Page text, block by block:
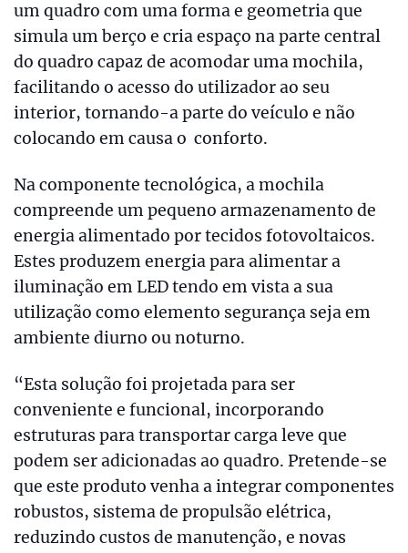
um quadro com uma forma e geometria que
simula um berço e cria espaço na parte central
do quadro capaz de acomodar uma mochila,
facilitando o acesso do utilizador ao seu
interior, tornando-a parte do veículo e não
colocando em causa o conforto.
Na componente tecnológica, a mochila
compreende um pequeno armazenamento de
energia alimentado por tecidos fotovoltaicos.
Estes produzem energia para alimentar a
iluminação em LED tendo em vista a sua
utilização como elemento segurança seja em
ambiente diurno ou noturno.
“Esta solução foi projetada para ser
conveniente e funcional, incorporando
estruturas para transportar carga leve que
podem ser adicionadas ao quadro. Pretende-se
que este produto venha a integrar componentes
robustos, sistema de propulsão elétrica,
reduzindo custos de manutenção, e novas